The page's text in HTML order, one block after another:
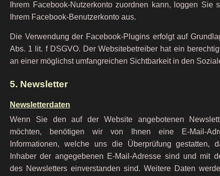
Ihrem Facebook-Nutzerkonto zuordnen kann, loggen Sie
Ihrem Facebook-Benutzerkonto aus.
Die Verwendung der Facebook-Plugins erfolgt auf
Abs. 1 lit. f DSGVO. Der Websitebetreiber hat ein
an einer möglichst umfangreichen Sichtbarkeit in den
5. Newsletter
Newsletterdaten
Wenn Sie den auf der Website angebotenen
möchten, benötigen wir von Ihnen eine E-Mail-
Informationen, welche uns die Überprüfung gestatten,
Inhaber der angegebenen E-Mail-Adresse sind und mit
des Newsletters einverstanden sind. Weitere Daten